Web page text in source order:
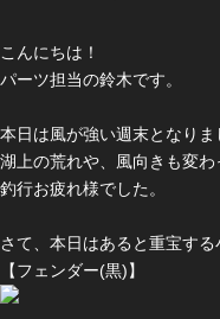
こんにちは！
パーツ担当の鈴木です。
本日は風が強い週末となりま
湖上の荒れや、風向きも変
釣行お疲れ様でした。
さて、本日はあると重宝す
【フェンダー(黒)】